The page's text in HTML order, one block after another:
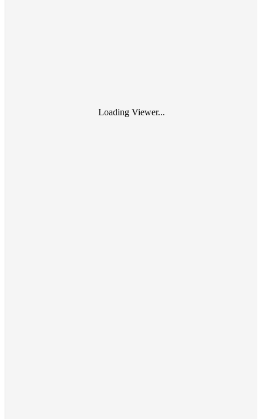
Loading Viewer...